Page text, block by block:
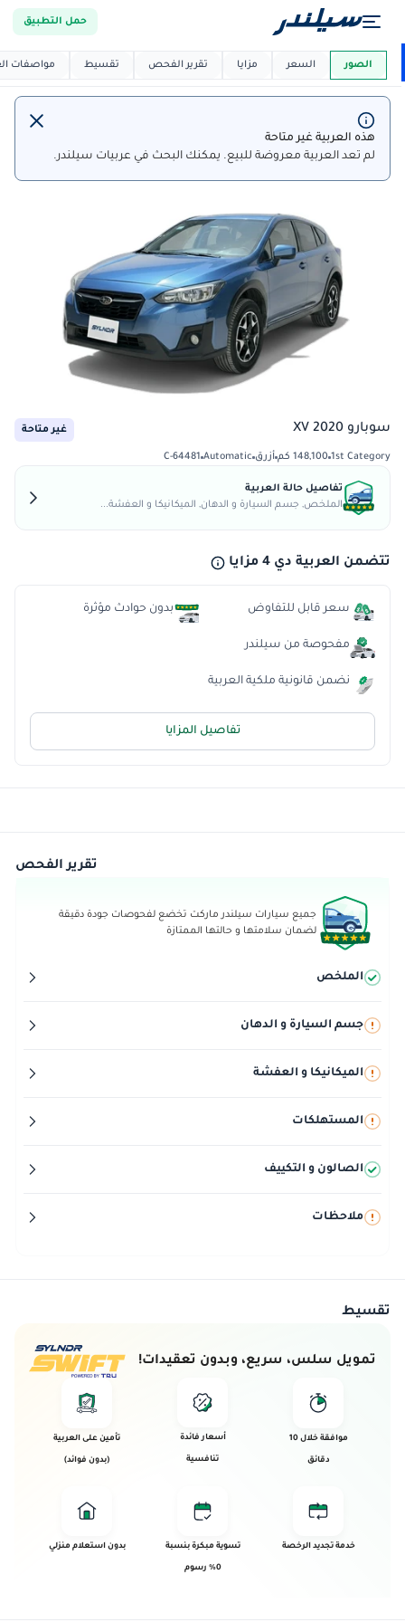
حمل التطبيق
العربية دي ماركت
هذه العربية غير متاحة
لم تعد العربية معروضة للبيع. يمكنك البحث في عربيات سيلندر.
سوبارو XV 2020 غير متاحة
1st Category 148,100 كم أزرق Automatic
C-64481
تفاصيل حالة العربية
الملخص, جسم السيارة و الدهان, الميكانيكا و العفشة...
تتضمن العربية دي 4 مزايا
سعر قابل للتفاوض
مفحوصة من سيلندر
نضمن قانونية ملكية العربية
بدون حوادث مؤثرة
تفاصيل المزايا
الصور السعر مزايا تقرير الفحص تقسيط مواصفات
تقرير الفحص
جميع سيارات سيلندر ماركت تخضع لفحوصات جودة دقيقة
لضمان سلامتها و حالتها الممتازة
الملخص
جسم السيارة و الدهان
الميكانيكا و العفشة
المستهلكات
الصالون و التكييف
ملاحظات
تقسيط
تمويل سلس، سريع، وبدون تعقيدات!
موافقة خلال 10
دقائق
أسعار فائدة
تنافسية
تأمين على العربية
(بدون فوائد)
خدمة تجديد الرخصة تسوية مبكرة بنسبة
0% رسوم
بدون استعلام منزلي